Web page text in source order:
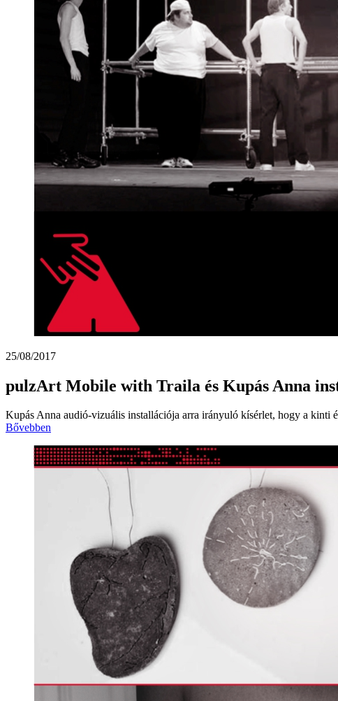
25/08/2017
pulzArt Mobile with Traila és Kupás Anna
Kupás Anna audió-vizuális installációja arra irányuló kísérlet, hogy a kinti
Bővebben